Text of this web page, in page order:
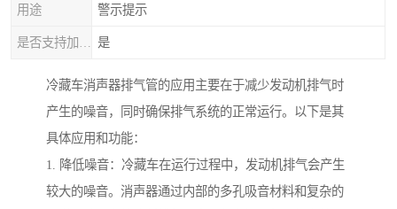
用途 警示提示
是
冷藏车消声器排气管的应用主要在于减少发动机排气时
产生的噪音，同时确保排气系统的正常运行。以下是其
具体应用和功能：
1. 降低噪音：冷藏车在运行过程中，发动机排气会产生
较大的噪音。消声器通过内部的多孔吸音材料和复杂的